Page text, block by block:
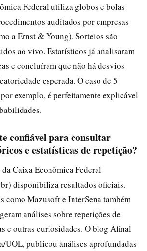
Federal utiliza globos e bolas
auditados por empresas
a Ernst & Young). Sorteios são
ao vivo. Estatísticos já analisaram
e concluíram que não há desvios
esperada. O caso de 5
exemplo, é perfeitamente explicável
confiável para consultar
e estatísticas de repetição?
Caixa Econômica Federal
disponibiliza resultados oficiais.
como Mazusoft e InterSena também
análises sobre repetições de
e outras curiosidades. O blog Afinal
UOL, publicou análises aprofundadas